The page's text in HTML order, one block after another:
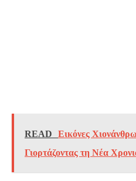
READ
Εικόνες
Γιορτάζοντας τη Νέα